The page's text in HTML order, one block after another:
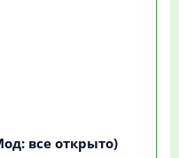
все открыто)